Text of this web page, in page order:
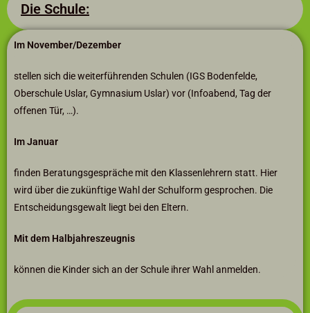
Die Schule:
Im November/Dezember
stellen sich die weiterführenden Schulen (IGS Bodenfelde,
Oberschule Uslar, Gymnasium Uslar) vor (Infoabend, Tag der
offenen Tür, …).
Im Januar
finden Beratungsgespräche mit den Klassenlehrern statt. Hier
wird über die zukünftige Wahl der Schulform gesprochen. Die
Entscheidungsgewalt liegt bei den Eltern.
Mit dem Halbjahreszeugnis
können die Kinder sich an der Schule ihrer Wahl anmelden.